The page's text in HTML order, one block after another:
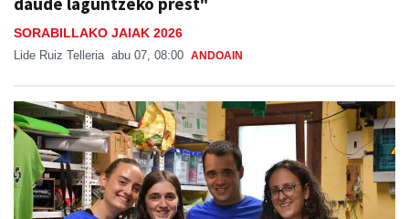
SORABILLAKO JAIAK 2026
Lide Ruiz Telleria abu 07, 08:00 ANDOAIN